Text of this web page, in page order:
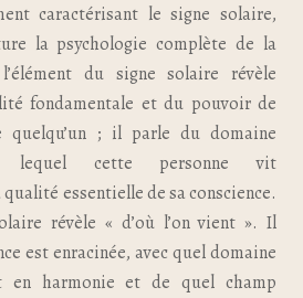
caractérisant le signe solaire,
la psychologie complète de la
du signe solaire révèle
fondamentale et du pouvoir de
; il parle du domaine
lequel cette personne vit
essentielle de sa conscience.
révèle « d’où l’on vient ». Il
est enracinée, avec quel domaine
en harmonie et de quel champ